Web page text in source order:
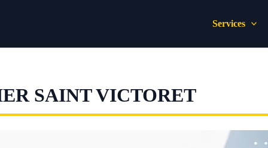
Services
SAINT VICTORET